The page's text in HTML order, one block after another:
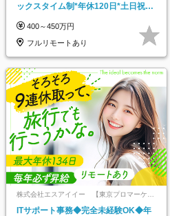
ックスタイム制*年休120日*土日祝休
400～450万円
フルリモートあり
株式会社エスアイイー 【東京プロマーケッ
ITサポート事務◆完全未経験OK◆年